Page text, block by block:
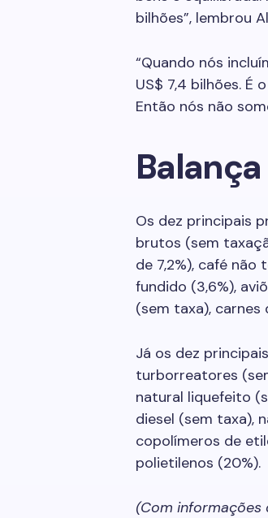
bilhões”, lembrou
“Quando nós
US$ 7,4 bilhões. É
Então nós não
Balança
Os dez principais
brutos (sem
de 7,2%), café
fundido (3,6%),
(sem taxa), carnes
Já os dez
turborreatores
natural liquefeito
diesel (sem taxa),
copolímeros de
polietilenos (20%).
(Com informações